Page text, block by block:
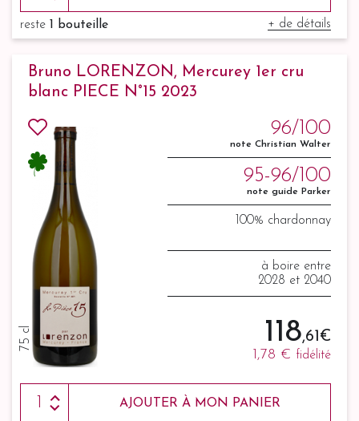
reste 1 bouteille + de détails
Bruno LORENZON, Mercurey 1er cru
blanc PIECE N°15 2023
75 cl
96/100
note Christian Walter
95-96/100
note guide Parker
100% chardonnay
à boire entre
2028 et 2040
118,61 €
1,78 € fidélité
AJOUTER À MON PANIER